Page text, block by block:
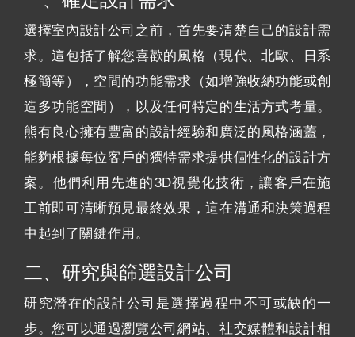
選擇室內設計公司之前，首先要清楚自己的設計需
求。這包括了解您喜歡的風格（現代、北歐、日系
極簡等），空間的功能需求（如增強收納功能或創
造多功能空間），以及任何特定的生活方式考量。
熊有良心擁有豐富的設計經驗和廣泛的風格涵蓋，
能夠根據每位客戶的獨特需求提供個性化的設計方
案。他們利用先進的3D視覺化技術，讓客戶在施
工前即可清晰預見最終效果，這在溝通和決策過程
中起到了關鍵作用。
二、研究與篩選設計公司
研究潛在的設計公司是選擇過程中不可或缺的一
步。您可以通過瀏覽公司網站、社交媒體和設計相